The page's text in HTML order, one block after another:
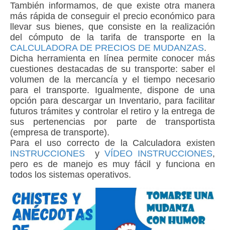
También informamos, de que existe otra manera
más rápida de conseguir el precio económico para
llevar sus bienes, que consiste en la realización
del cómputo de la tarifa de transporte en la
CALCULADORA DE PRECIOS DE MUDANZAS.
Dicha herramienta en línea permite conocer más
cuestiones destacadas de su transporte: saber el
volumen de la mercancía y el tiempo necesario
para el transporte. Igualmente, dispone de una
opción para descargar un Inventario, para facilitar
futuros trámites y controlar el retiro y la entrega de
sus pertenencias por parte de transportista
(empresa de transporte).
Para el uso correcto de la Calculadora existen
INSTRUCCIONES y VÍDEO INSTRUCCIONES,
pero es de manejo es muy fácil y funciona en
todos los sistemas operativos.